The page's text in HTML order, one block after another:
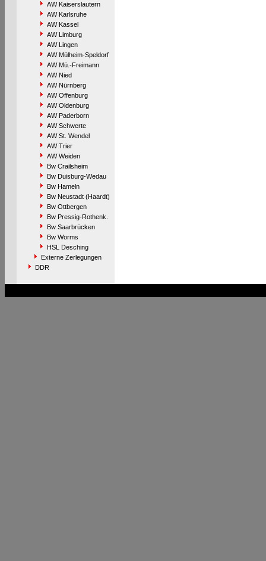
AW Kaiserslautern
AW Karlsruhe
AW Kassel
AW Limburg
AW Lingen
AW Mülheim-Speldorf
AW Mü.-Freimann
AW Nied
AW Nürnberg
AW Offenburg
AW Oldenburg
AW Paderborn
AW Schwerte
AW St. Wendel
AW Trier
AW Weiden
Bw Crailsheim
Bw Duisburg-Wedau
Bw Hameln
Bw Neustadt (Haardt)
Bw Ottbergen
Bw Pressig-Rothenk.
Bw Saarbrücken
Bw Worms
HSL Desching
Externe Zerlegungen
DDR